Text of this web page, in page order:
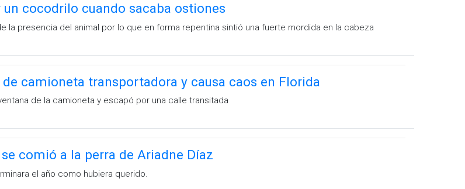
cocodrilo cuando sacaba ostiones
la presencia del animal por lo que en forma repentina sintió una fuerte mordida en la cabeza
de camioneta transportadora y causa caos en Florida
de la camioneta y escapó por una calle transitada
comió a la perra de Ariadne Díaz
el año como hubiera querido.